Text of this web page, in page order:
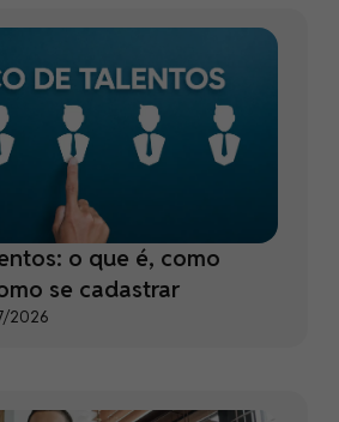
o que é, como
se cadastrar
2026